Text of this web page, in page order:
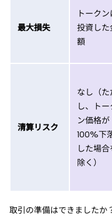
最大損失
トークン
投資した
額
清算リスク
なし（た
し、トー
ン価格が
100%下
した場合
除く）
取引の準備はできましたか